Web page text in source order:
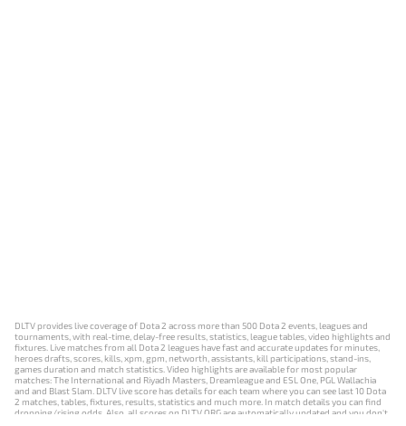
DLTV provides live coverage of Dota 2 across more than 500 Dota 2 events, leagues and
tournaments, with real-time, delay-free results, statistics, league tables, video highlights and
fixtures. Live matches from all Dota 2 leagues have fast and accurate updates for minutes,
heroes drafts, scores, kills, xpm, gpm, networth, assistants, kill participations, stand-ins,
games duration and match statistics. Video highlights are available for most popular
matches: The International and Riyadh Masters, Dreamleague and ESL One, PGL Wallachia
and and Blast Slam. DLTV live score has details for each team where you can see last 10 Dota
2 matches, tables, fixtures, results, statistics and much more. In match details you can find
dropping/rising odds. Also, all scores on DLTV.ORG are automatically updated and you don't